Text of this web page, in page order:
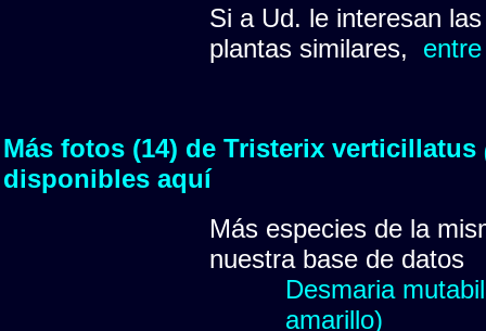
Si a Ud. le interesan
plantas similares,
Más fotos (14) de Tristerix verticillatus
disponibles aquí
Más especies de la
nuestra base de datos
Desmaria
amarillo)